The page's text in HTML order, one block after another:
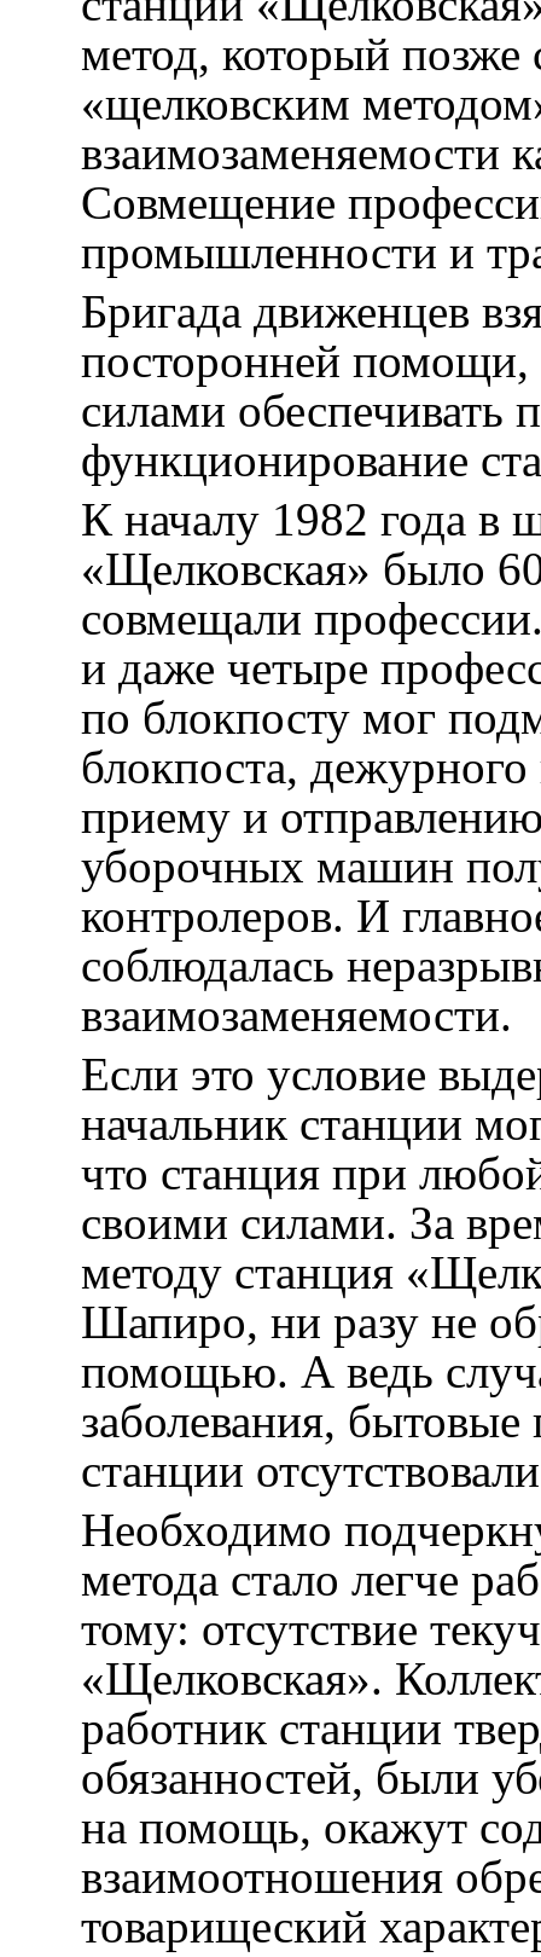
метод, который позже
«щелковским
взаимозаменяемости
Совмещение
промышленности и
Бригада движенцев
посторонней помощи,
силами обеспечивать
функционирование
К началу 1982 года в
«Щелковская» было
совмещали
и даже четыре
по блокпосту мог
блокпоста,
приему и
уборочных машин
контролеров. И
соблюдалась
взаимозаменяемости.
Если это условие
начальник станции
что станция при
своими силами. За
методу станция
Шапиро, ни разу не
помощью. А ведь
заболевания,
станции
Необходимо
метода стало легче
тому: отсутствие
«Щелковская».
работник станции
обязанностей, были
на помощь, окажут
взаимоотношения
товарищеский